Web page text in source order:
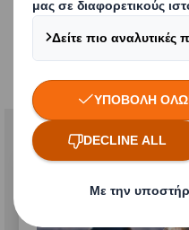
Πολιτικές
αναφορές